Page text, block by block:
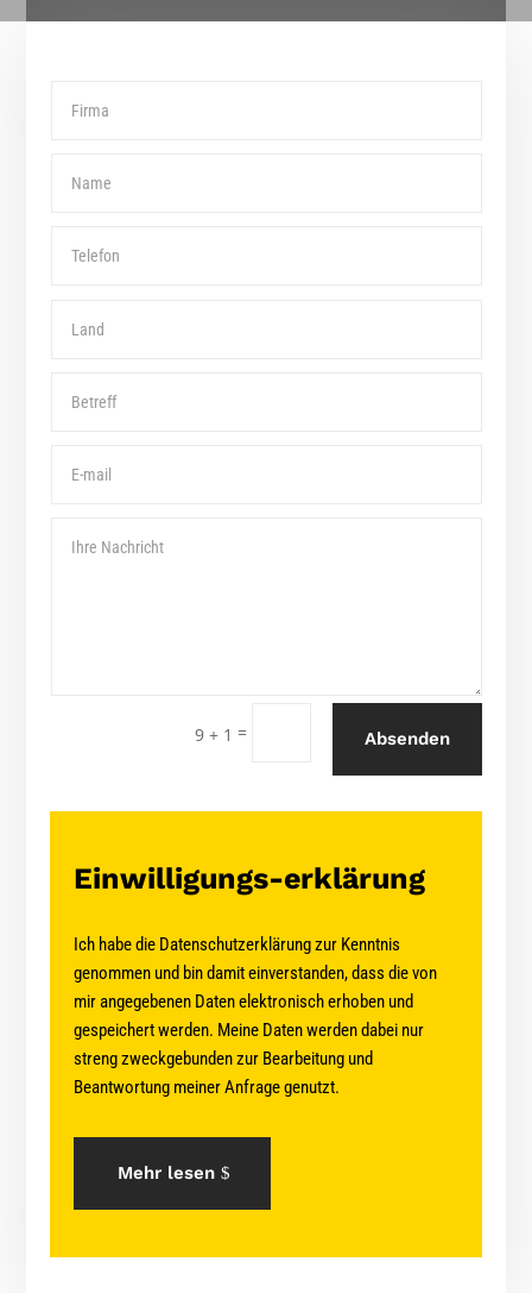
9 + 1 = Absenden
Einwilligungs-erklärung
Ich habe die Datenschutzerklärung zur Kenntnis
genommen und bin damit einverstanden, dass die von
mir angegebenen Daten elektronisch erhoben und
gespeichert werden. Meine Daten werden dabei nur
streng zweckgebunden zur Bearbeitung und
Beantwortung meiner Anfrage genutzt.
Mehr lesen